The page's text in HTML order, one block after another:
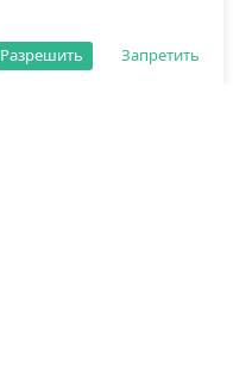
Запретить
Разрешить